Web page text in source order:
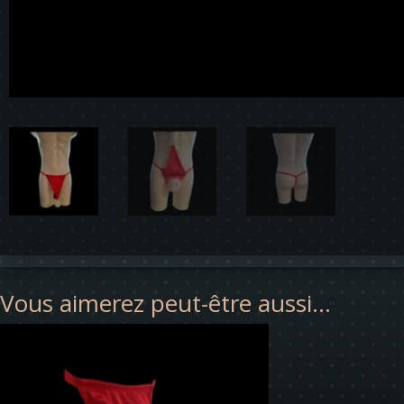
Vous aimerez peut-être aussi…